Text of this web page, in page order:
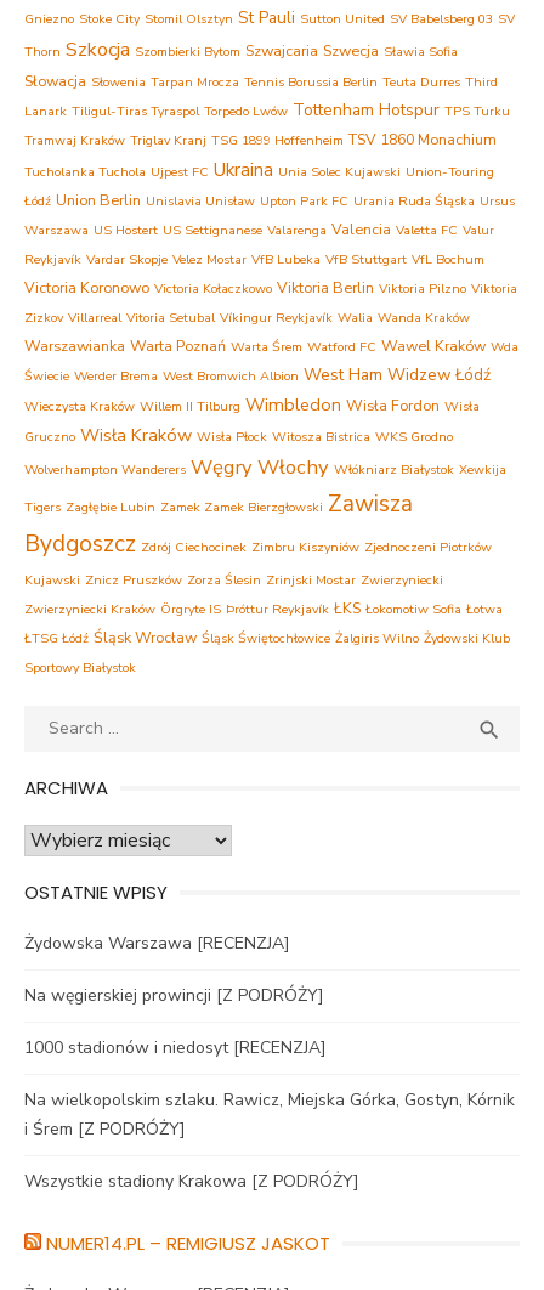
Gniezno Stoke City Stomil Olsztyn St Pauli Sutton United SV Babelsberg 03 SV
Thorn Szkocja Szombierki Bytom Szwajcaria Szwecja Sławia Sofia
Słowacja Słowenia Tarpan Mrocza Tennis Borussia Berlin Teuta Durres Third
Lanark Tiligul-Tiras Tyraspol Torpedo Lwów Tottenham Hotspur TPS Turku
Tramwaj Kraków Triglav Kranj TSG 1899 Hoffenheim TSV 1860 Monachium
Tucholanka Tuchola Ujpest FC Ukraina Unia Solec Kujawski Union-Touring
Łódź Union Berlin Unislavia Unisław Upton Park FC Urania Ruda Śląska Ursus
Warszawa US Hostert US Settignanese Valarenga Valencia Valetta FC Valur
Reykjavík Vardar Skopje Velez Mostar VfB Lubeka VfB Stuttgart VfL Bochum
Victoria Koronowo Victoria Kołaczkowo Viktoria Berlin Viktoria Pilzno Viktoria
Zizkov Villarreal Vitoria Setubal Víkingur Reykjavík Walia Wanda Kraków
Warszawianka Warta Poznań Warta Śrem Watford FC Wawel Kraków Wda
Świecie Werder Brema West Bromwich Albion West Ham Widzew Łódź
Wieczysta Kraków Willem II Tilburg Wimbledon Wisła Fordon Wisła
Gruczno Wisła Kraków Wisła Płock Witosza Bistrica WKS Grodno
Wolverhampton Wanderers WęgryWłochy Włókniarz Białystok Xewkija
Tigers Zagłębie Lubin Zamek Zamek Bierzgłowski Zawisza
Bydgoszcz Zdrój Ciechocinek Zimbru Kiszyniów Zjednoczeni Piotrków
Kujawski Znicz Pruszków Zorza Ślesin Zrinjski Mostar Zwierzyniecki
Zwierzyniecki Kraków Örgryte IS Þróttur Reykjavík ŁKS Łokomotiw Sofia Łotwa
ŁTSG Łódź Śląsk Wrocław Śląsk Świętochłowice Żalgiris Wilno Żydowski Klub
Sportowy Białystok
Search

ARCHIWA
Archiwa
OSTATNIE WPISY
Żydowska Warszawa [RECENZJA]
Na węgierskiej prowincji [Z PODRÓŻY]
1000 stadionów i niedosyt [RECENZJA]
Na wielkopolskim szlaku. Rawicz, Miejska Górka, Gostyn, Kórnik
i Śrem [Z PODRÓŻY]
Wszystkie stadiony Krakowa [Z PODRÓŻY]
NUMER14.PL – REMIGIUSZ JASKOT